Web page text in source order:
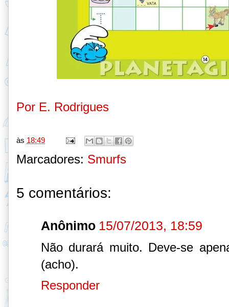
Por E. Rodrigues
às 18:49
Marcadores: Smurfs
5 comentários:
Anônimo 15/07/2013, 18:59
Não durará muito. Deve-se
(acho).
Responder